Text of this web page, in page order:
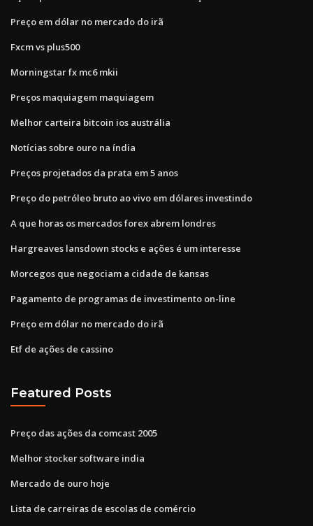
Preço em dólar no mercado do irã
Fxcm vs plus500
Morningstar fx mc6 mkii
Preços maquiagem maquiagem
Melhor carteira bitcoin ios austrália
Notícias sobre ouro na índia
Preços projetados da prata em 5 anos
Preço do petróleo bruto ao vivo em dólares investindo
A que horas os mercados forex abrem londres
Hargreaves lansdown stocks e ações é um interesse
Morcegos que negociam a cidade de kansas
Pagamento de programas de investimento on-line
Preço em dólar no mercado do irã
Etf de ações de cassino
Featured Posts
Preço das ações da comcast 2005
Melhor stocker software india
Mercado de ouro hoje
Lista de carreiras de escolas de comércio